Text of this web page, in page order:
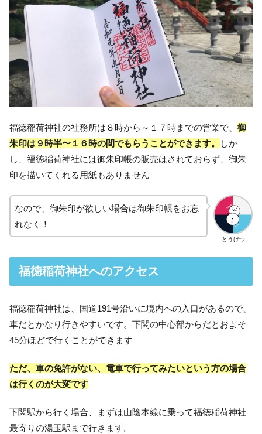
福徳稲荷神社の社務所は８時から～１７時までの営業で、 御
朱印は９時半〜１６時の間でもらうことができます。
しか
し、福徳稲荷神社には御朱印帳の販売はされておらず、御朱
印を描いてくれる用紙もありません
とうげつ
なので、御朱印が欲しい場合は御朱印帳をお忘
れなく！
福徳稲荷神社へのアクセス
福徳稲荷神社は、国道191号沿いに境内への入口があるので、
車だとかなり行きやすいです。下関の中心部からだとおよそ
45分ほどで行くことができます
ただ、車の免許がない、電車で行ってみたいという方の場合
は行くのが大変です
下関駅から行く場合、まずは山陰本線に乗って福徳稲荷神社
最寄りの湯玉駅まで行きます。